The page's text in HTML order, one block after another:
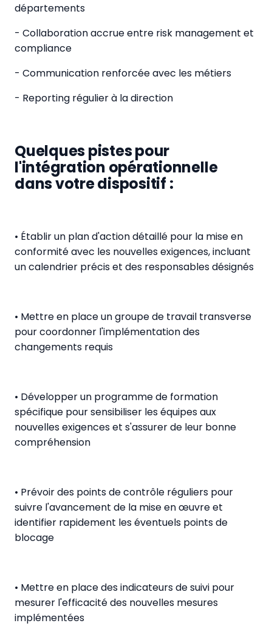
départements
- Collaboration accrue entre risk management et
compliance
- Communication renforcée avec les métiers
- Reporting régulier à la direction
Quelques pistes pour
l'intégration opérationnelle
dans votre dispositif :
• Établir un plan d'action détaillé pour la mise en
conformité avec les nouvelles exigences, incluant
un calendrier précis et des responsables désignés
• Mettre en place un groupe de travail transverse
pour coordonner l'implémentation des
changements requis
• Développer un programme de formation
spécifique pour sensibiliser les équipes aux
nouvelles exigences et s'assurer de leur bonne
compréhension
• Prévoir des points de contrôle réguliers pour
suivre l'avancement de la mise en œuvre et
identifier rapidement les éventuels points de
blocage
• Mettre en place des indicateurs de suivi pour
mesurer l'efficacité des nouvelles mesures
implémentées